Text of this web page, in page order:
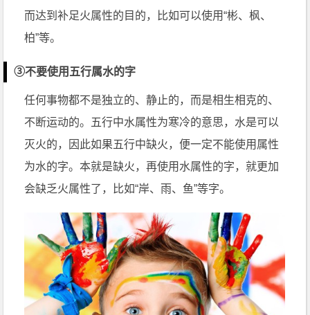
而达到补足火属性的目的，比如可以使用“彬、枫、
柏”等。
③不要使用五行属水的字
任何事物都不是独立的、静止的，而是相生相克的、
不断运动的。五行中水属性为寒冷的意思，水是可以
灭火的，因此如果五行中缺火，便一定不能使用属性
为水的字。本就是缺火，再使用水属性的字，就更加
会缺乏火属性了，比如“岸、雨、鱼”等字。